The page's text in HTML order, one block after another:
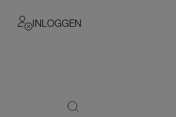
INLOGGEN